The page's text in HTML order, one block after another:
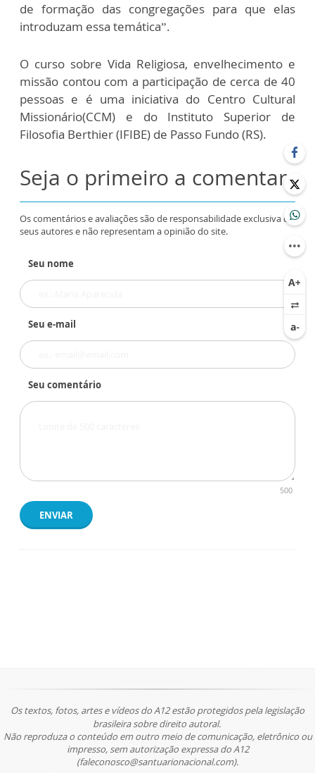
de formação das congregações para que elas
introduzam essa temática”.
O curso sobre Vida Religiosa, envelhecimento e
missão contou com a participação de cerca de 40
pessoas e é uma iniciativa do Centro Cultural
Missionário(CCM) e do Instituto Superior de
Filosofia Berthier (IFIBE) de Passo Fundo (RS).
Seja o primeiro a comentar
Os comentários e avaliações são de responsabilidade exclusiva de
seus autores e não representam a opinião do site.
Seu nome
Seu e-mail
Seu comentário
500
ENVIAR
Os textos, fotos, artes e vídeos do A12 estão protegidos pela legislação
brasileira sobre direito autoral.
Não reproduza o conteúdo em outro meio de comunicação, eletrônico ou
impresso, sem autorização expressa do A12
(faleconosco@santuarionacional.com).